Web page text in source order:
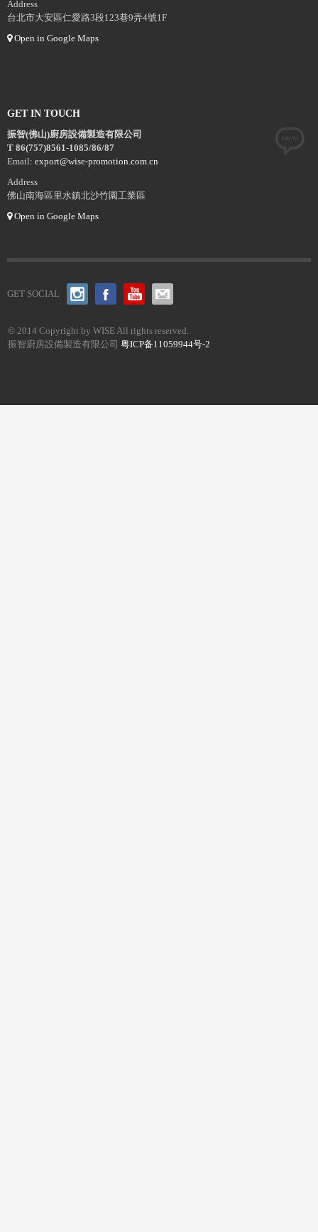
Address
台北市大安區仁愛路3段123巷9弄4號1F
Open in Google Maps
GET IN TOUCH
振智(佛山)廚房設備製造有限公司
T 86(757)8561-1085/86/87
Email: export@wise-promotion.com.cn
Address
佛山南海區里水鎮北沙竹園工業區
Open in Google Maps
GET SOCIAL
© 2014 Copyright by WISE All rights reserved.
振智廚房設備製造有限公司 粤ICP备11059944号-2